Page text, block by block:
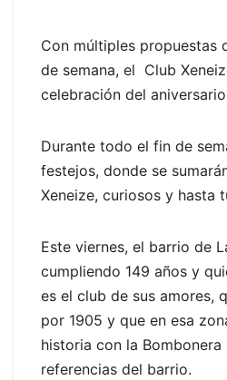
Con múltiples propuestas
de semana, el Club
celebración del
Durante todo el fin de
festejos, donde se
Xeneize, curiosos y hasta
Este viernes, el barrio de
cumpliendo 149 años y
es el club de sus amores,
por 1905 y que en esa
historia con la
referencias del barrio.